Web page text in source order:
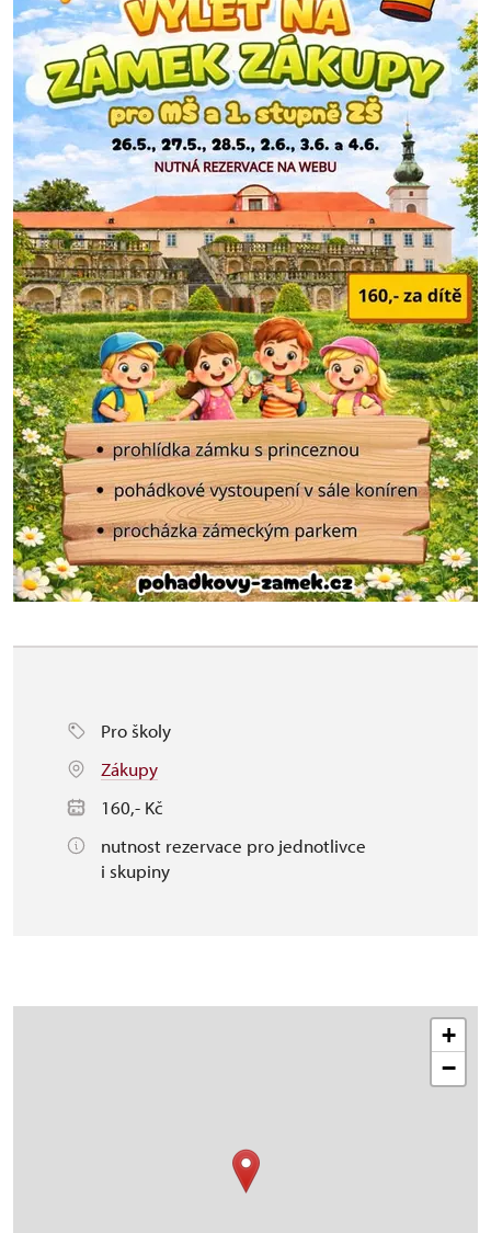
Pro školy
Zákupy
160,- Kč
nutnost rezervace pro jednotlivce
i skupiny
+
−